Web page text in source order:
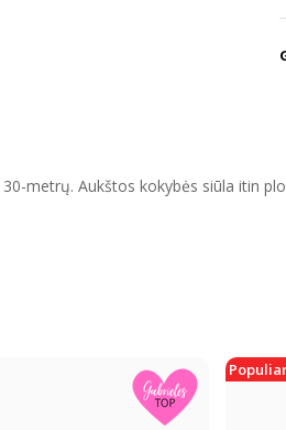
metrų. Aukštos kokybės siūla itin